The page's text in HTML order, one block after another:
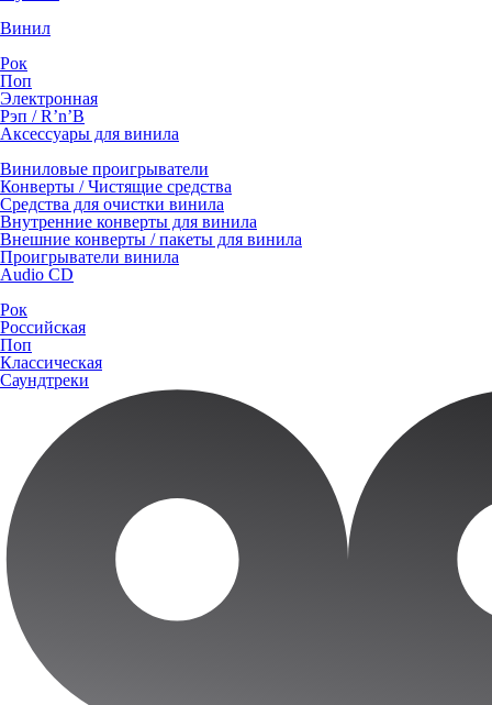
Винил
Рок
Поп
Электронная
Рэп / R’n’B
Аксессуары для винила
Виниловые проигрыватели
Конверты / Чистящие средства
Средства для очистки винила
Внутренние конверты для винила
Внешние конверты / пакеты для винила
Проигрыватели винила
Audio CD
Рок
Российская
Поп
Классическая
Саундтреки